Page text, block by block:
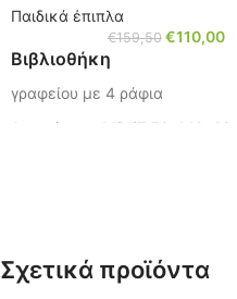
Παιδικά έπιπλα
€159,50 €110,00
Βιβλιοθήκη
γραφείου με 4 ράφια
Διαστάσεις: Μ/Υ/Π
κωδικό ( 02-18-903
Σχετικά προϊόντα